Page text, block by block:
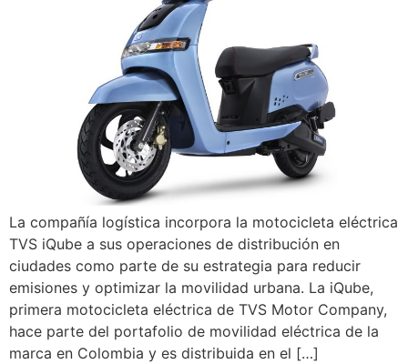
La compañía logística incorpora la motocicleta eléctrica
TVS iQube a sus operaciones de distribución en
ciudades como parte de su estrategia para reducir
emisiones y optimizar la movilidad urbana. La iQube,
primera motocicleta eléctrica de TVS Motor Company,
hace parte del portafolio de movilidad eléctrica de la
marca en Colombia y es distribuida en el […]